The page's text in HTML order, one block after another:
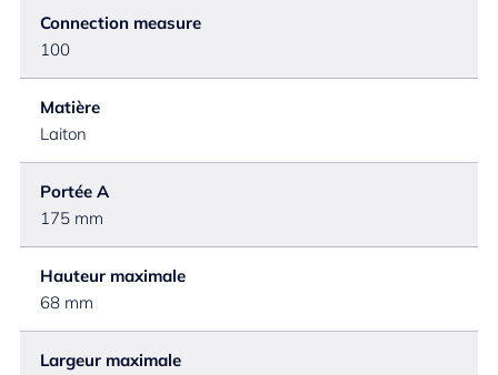
Connection measure
100
Matière
Laiton
Portée A
175 mm
Hauteur maximale
68 mm
Largeur maximale